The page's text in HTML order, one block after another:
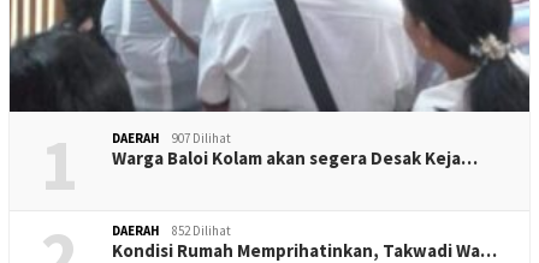
1 DAERAH 907 Dilihat
Warga Baloi Kolam akan segera Desak Keja…
DAERAH 852 Dilihat
Kondisi Rumah Memprihatinkan, Takwadi Wa…